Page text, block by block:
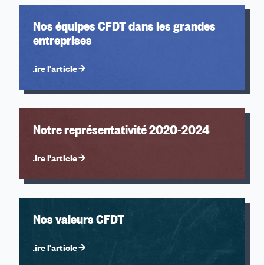
2018
2017
2015
2014
2011
2009
2006
2000
1992
Nos équipes CFDT dans les grandes
entreprises
Lire l'article
Notre représentativité 2020-2024
Lire l'article
Nos valeurs CFDT
Lire l'article